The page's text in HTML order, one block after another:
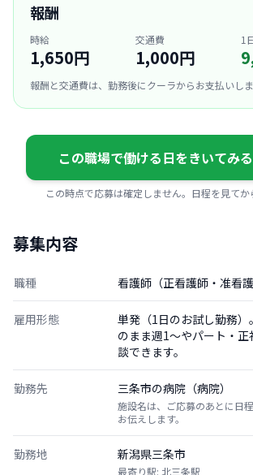
報酬
時給
1,650円
交通費
1,000円
1
報酬と交通費は、勤務後にクーラからお支払いしま
この職場で働ける日をきいてみる
この時点で応募は確定しません。日程を見て
募集内容
職種 看護師（正看護師・准看護
雇用形態
単発（1日のお試し勤務
のまま週1〜やパート・
談できます。
勤務先 三条市の病院（病院）
施設名は、ご応募のあとに日
お伝えします。
勤務地 新潟県三条市
最寄り駅: 北三条駅